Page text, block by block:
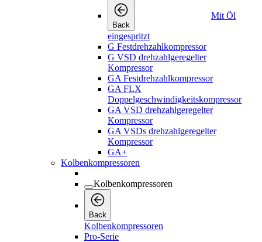
Back
Mit Öl
eingespritzt
G Festdrehzahlkompressor
G VSD drehzahlgeregelter
Kompressor
GA Festdrehzahlkompressor
GA FLX
Doppelgeschwindigkeitskompressor
GA VSD drehzahlgeregelter
Kompressor
GA VSDs drehzahlgeregelter
Kompressor
GA+
Kolbenkompressoren
Kolbenkompressoren
Back
Kolbenkompressoren
Pro-Serie